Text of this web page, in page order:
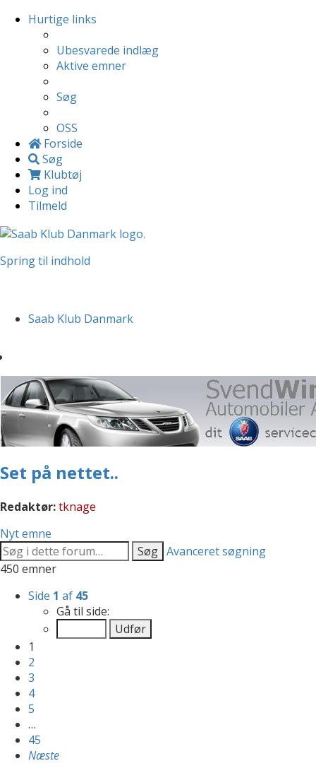
Hurtige links
Ubesvarede indlæg
Aktive emner
Søg
OSS
Forside
Søg
Klubtøj
Log ind
Tilmeld
Spring til indhold
Saab Klub Danmark
Set på nettet..
Redaktør:tknage
Nyt emne
Søg Avanceret søgning
450 emner
Side 1 af 45
Gå til side:
1
2
3
4
5
…
45
Næste